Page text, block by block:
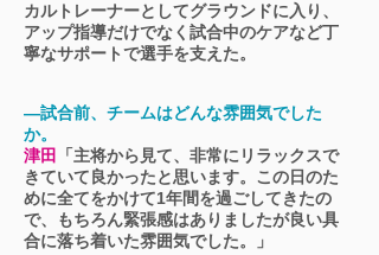
カルトレーナーとしてグラウンドに入り、
アップ指導だけでなく試合中のケアなど丁
寧なサポートで選手を支えた。
—試合前、チームはどんな雰囲気でした
か。
津田
「主将から見て、非常にリラックスで
きていて良かったと思います。この日のた
めに全てをかけて1年間を過ごしてきたの
で、もちろん緊張感はありましたが良い具
合に落ち着いた雰囲気でした。」